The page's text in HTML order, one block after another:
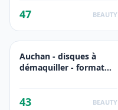
47 BEAUTY
Auchan - disques à
démaquiller - format
43 BEAUTY